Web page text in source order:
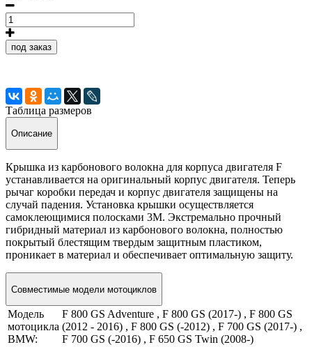
под заказ
Таблица размеров
Описание
Крышка из карбонового волокна для корпуса двигателя F
устанавливается на оригинальный корпус двигателя. Теперь
рычаг коробки передач и корпус двигателя защищены на
случай падения. Установка крышки осуществляется
самоклеющимися полосками 3М. Экстремально прочный
гибридный материал из карбонового волокна, полностью
покрытый блестящим твердым защитным пластиком,
проникает в материал и обеспечивает оптимальную защиту.
Совместимые модели мотоциклов
Модель
мотоцикла
BMW:
F 800 GS Adventure , F 800 GS (2017-) , F 800 GS
(2012 - 2016) , F 800 GS (-2012) , F 700 GS (2017-) ,
F 700 GS (-2016) , F 650 GS Twin (2008-)